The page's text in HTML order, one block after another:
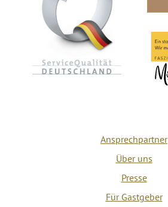
Ansprechpartner
Über uns
Presse
Für Gastgeber